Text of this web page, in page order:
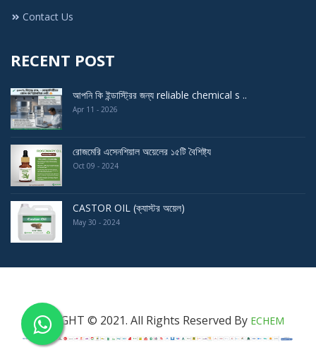
Contact Us
RECENT POST
আপনি কি ইন্ডাস্ট্রির জন্য reliable chemical s ..
Apr 11 - 2026
রোজমেরি এসেনশিয়াল অয়েলের ১৫টি বৈশিষ্ট্য
Oct 09 - 2024
CASTOR OIL (ক্যাস্টর অয়েল)
May 30 - 2024
COPYRIGHT © 2021. All Rights Reserved By ECHEM